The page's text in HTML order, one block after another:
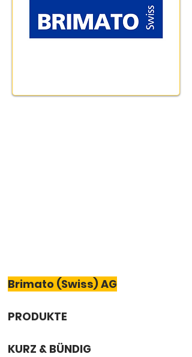
Brimato (Swiss) AG
PRODUKTE
KURZ & BÜNDIG